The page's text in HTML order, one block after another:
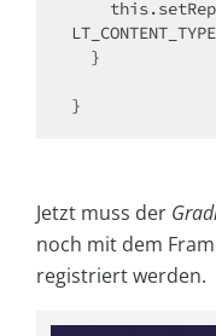
}
Jetzt muss der
noch mit dem
registriert werden.